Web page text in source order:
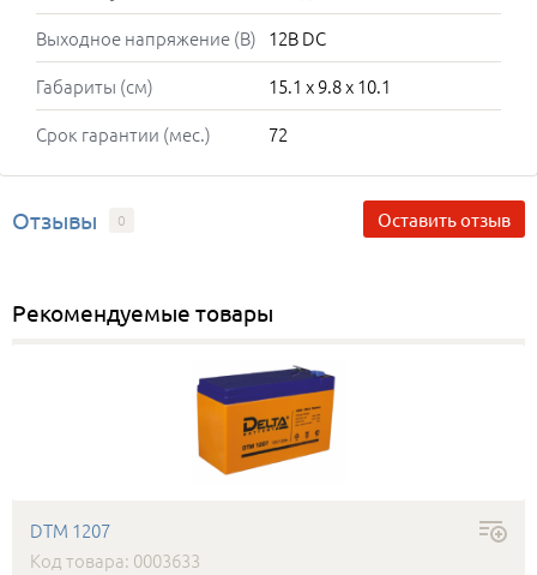
Выходное напряжение (В) 12В DC
Габариты (см)
15.1 x 9.8 x 10.1
Срок гарантии (мес.)
72
Отзывы 0 Оставить отзыв
Рекомендуемые товары
DTM 1207
Код товара: 0003633